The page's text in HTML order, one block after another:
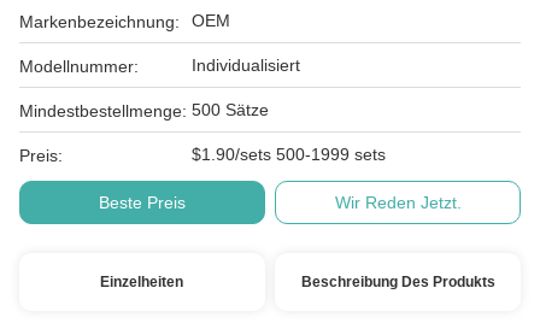
Markenbezeichnung: OEM
Modellnummer: Individualisiert
Mindestbestellmenge: 500 Sätze
Preis: $1.90/sets 500-1999 sets
Beste Preis Wir Reden Jetzt.
Einzelheiten Beschreibung Des Produkts